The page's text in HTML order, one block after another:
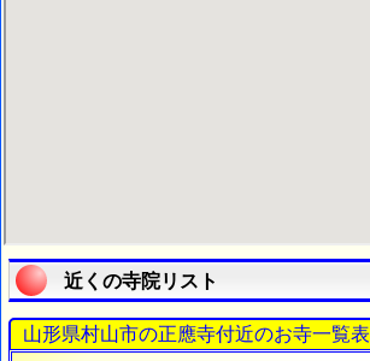
近くの寺院リスト
山形県村山市の正應寺付近のお寺一覧表